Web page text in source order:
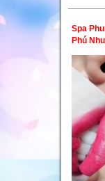
Spa
Phú